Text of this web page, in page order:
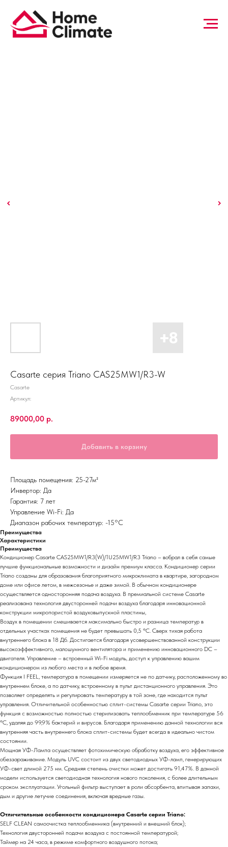
Casarte серия Triano CAS25MW1/R3-W
Casarte
Артикул:
89000,00 р.
Добавить в корзину
Площадь помещения: 25-27м²
Инвертор: Да
Гарантия: 7 лет
Управление Wi-Fi: Да
Диапазон рабочих температур: -15°С
Преимущества
Характеристики
Преимущества
Кондиционер Casarte CAS25MW1/R3(W)/1U25MW1/R3 Triano – вобрал в себя самые
лучшие функциональные возможности и дизайн премиум класса. Кондиционер серии
Triano созданы для образования благоприятного микроклимата в квартире, загородном
доме или офисе летом, в межсезонье и даже зимой. В обычном кондиционере
осуществляется односторонняя подача воздуха. В премиальной системе Casarte
реализована технология двусторонней подачи воздуха благодаря инновационной
конструкции микропористой воздуховыпускной пластины,
Воздух в помещении смешивается максимально быстро и разница температур в
отдельных участках помещения не будет превышать 0,5 ºС. Сверх тихая работа
внутреннего блока в 18 Дб. Достигается благодаря усовершенствованной конструкции
высокоэффективного, малошумного вентилятора и применению инновационного DC –
двигателя. Управление – встроенный Wi-Fi модуль, доступ к управлению вашим
кондиционером из любого места и в любое время.
Функция I FEEL, температура в помещении измеряется не по датчику, расположенному во
внутреннем блоке, а по датчику, встроенному в пульт дистанционного управления. Это
позволяет определять и регулировать температуру в той зоне, где находится пульт
управления. Отличительной особенностью сплит-системы Casarte серии Triano, это
функция с возможностью полностью стерилизовать теплообменник при температуре 56
ºС, удаляя до 99,9% бактерий и вирусов. Благодаря применению данной технологии вся
внутренняя часть внутреннего блока сплит-системы будет всегда в идеально чистом
состоянии.
Мощная УФ-Лампа осуществляет фотохимическую обработку воздуха, его эффективное
обеззараживание. Модуль UVC состоит из двух светодиодных УФ-ламп, генерирующих
УФ-свет длиной 275 нм. Средняя степень очистки может достигать 91,47%. В данной
модели используется светодиодная технология нового поколения, с более длительным
сроком эксплуатации. Угольный фильтр выступает в роли абсорбента, впитывая запахи,
дым и другие летучие соединения, включая вредные газы.
Отличительные особенности кондиционера Casarte серии Triano:
SELF CLEAN самоочистка теплообменника (внутренний и внешний блок);
Технология двусторонней подачи воздуха с постоянной температурой;
Таймер на 24 часа, в режиме комфортного воздушного потока;